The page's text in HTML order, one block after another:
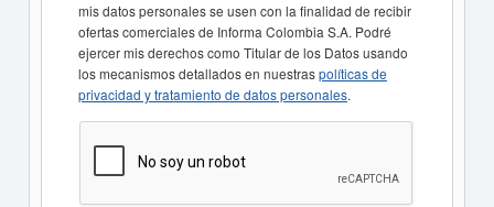
mis datos personales se usen con la finalidad de recibir
ofertas comerciales de Informa Colombia S.A. Podré
ejercer mis derechos como Titular de los Datos usando
los mecanismos detallados en nuestraspolíticas de
privacidad y tratamiento de datos personales.